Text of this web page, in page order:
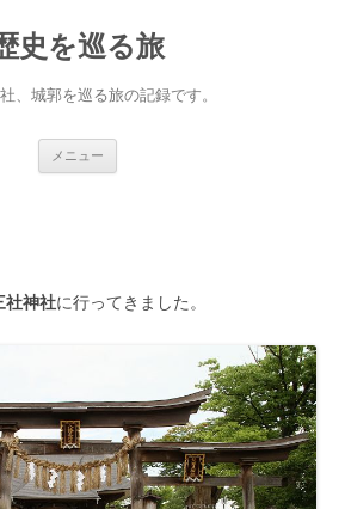
史を巡る旅
、城郭を巡る旅の記録です。
メニュー
社神社に行ってきました。